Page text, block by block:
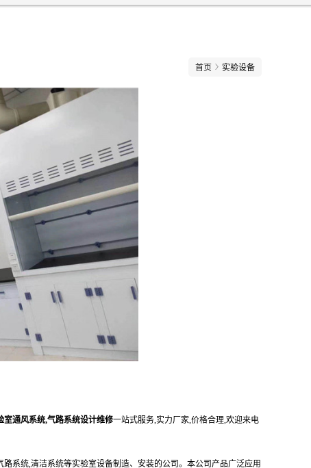
首页 实验设备
室通风系统,气路系统设计维修一站式服务,实力厂家,价格合理,欢迎来电
统,清洁系统等实验室设备制造、安装的公司。本公司产品广泛应用